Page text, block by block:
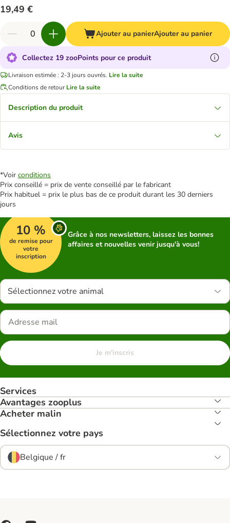
19,49 €
Ajouter au panierAjouter au panier
Collectez 19 zooPoints pour ce produit
Livraison estimée : 2-3 jours ouvrés. Lire la suite
Conditions de retour Lire la suite
Description du produit
Avis
*Voir conditions
Prix conseillé = prix de vente conseillé par le fabricant
Prix habituel = prix le plus bas de ce produit durant les 30 derniers
jours
10 %
de remise pour
votre
inscription
Grâce à nos newsletters, laissez les bonnes
affaires et nouvelles venir jusqu'à vous!
Sélectionnez votre animal
Je m'inscris
Services
Avantages zooplus
Acheter malin
Sélectionnez votre pays
Belgique / fr